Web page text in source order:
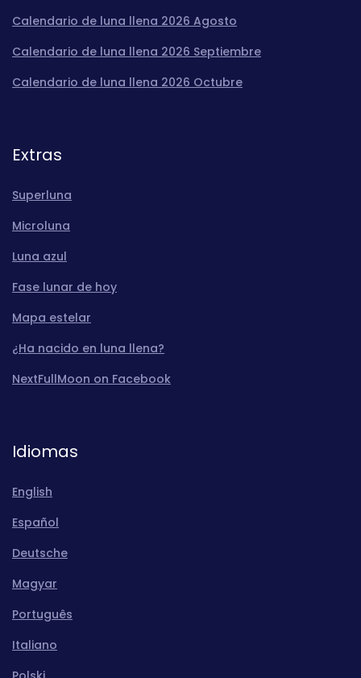
Calendario de luna llena 2026 Agosto
Calendario de luna llena 2026 Septiembre
Calendario de luna llena 2026 Octubre
Extras
Superluna
Microluna
Luna azul
Fase lunar de hoy
Mapa estelar
¿Ha nacido en luna llena?
NextFullMoon on Facebook
Idiomas
English
Español
Deutsche
Magyar
Português
Italiano